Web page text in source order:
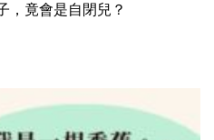
，竟會是自閉兒？